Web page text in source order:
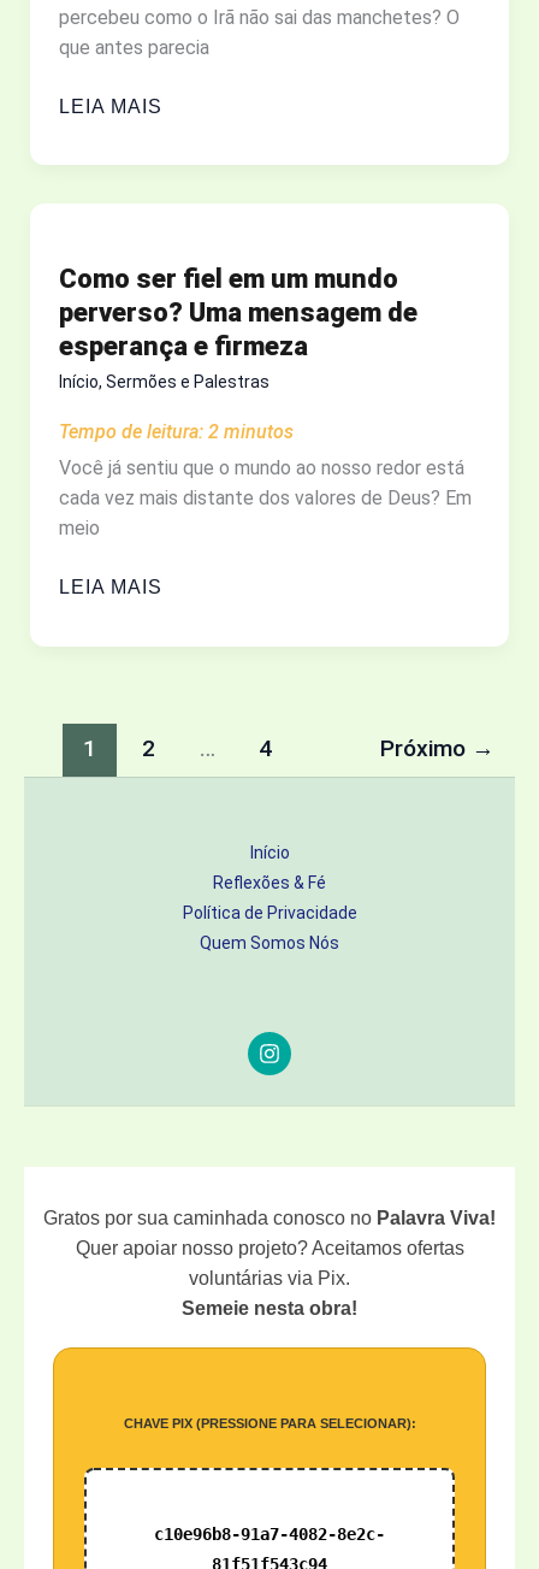
percebeu como o Irã não sai das manchetes? O
que antes parecia
O
NA
GUERRA
NO
ORIENTE
MÉDIO:
PÉRSIA
NO
TABULEIRO
DE
E
DESTINO
LEIA MAIS
Como ser fiel em um mundo
perverso? Uma mensagem de
esperança e firmeza
Início, Sermões e Palestras
Tempo de leitura: 2 minutos
Você já sentiu que o mundo ao nosso redor está
cada vez mais distante dos valores de Deus? Em
meio
COMO
FIEL
MUNDO
LEIA MAIS
1 2 … 4 Próximo →
Início
Reflexões & Fé
Política de Privacidade
Quem Somos Nós
Gratos por sua caminhada conosco no Palavra Viva!
Quer apoiar nosso projeto? Aceitamos ofertas
voluntárias via Pix.
Semeie nesta obra!
CHAVE PIX (PRESSIONE PARA SELECIONAR):
c10e96b8-91a7-4082-8e2c-
81f51f543c94